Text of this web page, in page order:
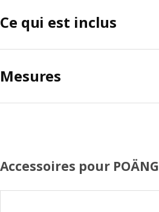
Ce qui est inclus
Mesures
Accessoires pour POÄNG